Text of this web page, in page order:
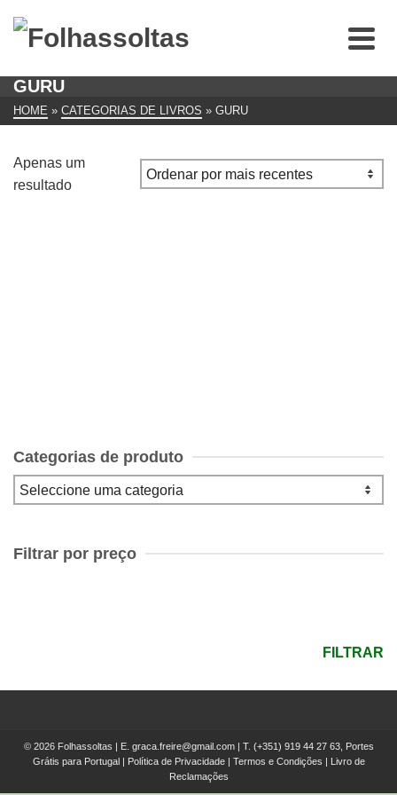
GURU
HOME » CATEGORIAS DE LIVROS » GURU
Apenas um
resultado
Categorias de produto
Filtrar por preço
FILTRAR
© 2026 Folhassoltas | E. graca.freire@gmail.com| T. (+351) 919 44 27 63, Portes
Grátis para Portugal | Política de Privacidade| Termos e Condições | Livro de
Reclamações